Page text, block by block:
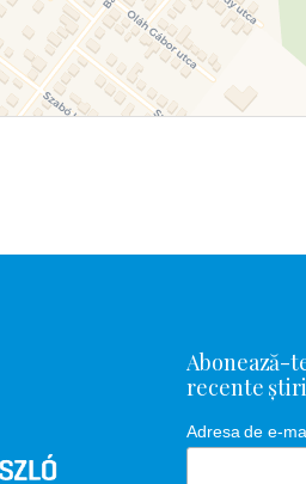
Abonează-
recente
Adresa de e-